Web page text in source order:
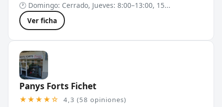
🕐 Domingo: Cerrado, Jueves: 8:00–13:00, 15...
Ver ficha
Panys Forts Fichet
★★★★☆ 4,3 (58 opiniones)